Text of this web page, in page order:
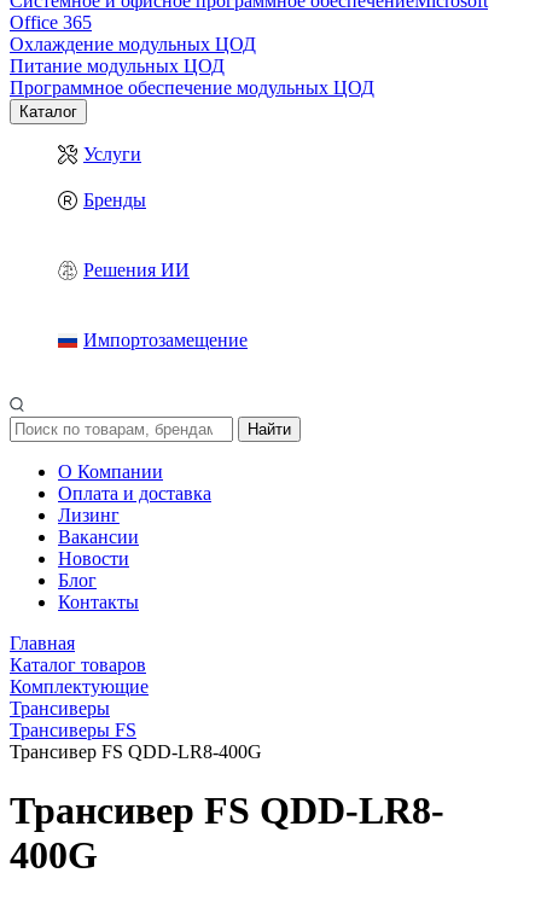
Office 365
Охлаждение модульных ЦОД
Питание модульных ЦОД
Программное обеспечение модульных ЦОД
Каталог
Услуги
Бренды
Решения ИИ
Импортозамещение
Найти
О Компании
Оплата и доставка
Лизинг
Вакансии
Новости
Блог
Контакты
Главная
Каталог товаров
Комплектующие
Трансиверы
Трансиверы FS
Трансивер FS QDD-LR8-400G
Трансивер FS QDD-LR8-
400G